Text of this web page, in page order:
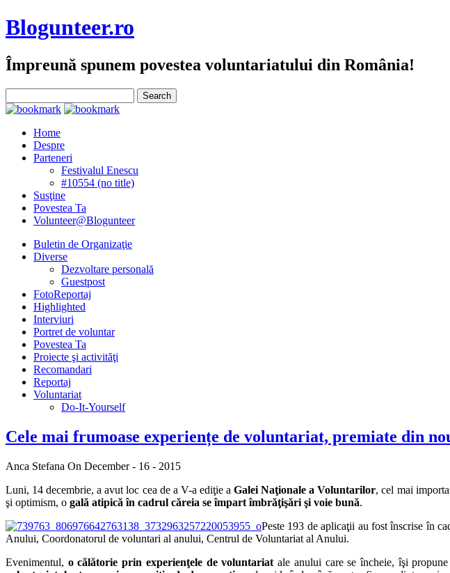
Blogunteer.ro
Împreună spunem povestea voluntariatului din România!
Home
Despre
Parteneri
Festivalul Enescu
#10554 (no title)
Susţine
Povestea Ta
Volunteer@Blogunteer
Buletin de Organizaţie
Diverse
Dezvoltare personală
Guestpost
FotoReportaj
Highlighted
Interviuri
Portret de voluntar
Povestea Ta
Proiecte şi activităţi
Recomandari
Reportaj
Voluntariat
Do-It-Yourself
Cele mai frumoase experiențe de voluntariat, premiate din
Anca Stefana On December - 16 - 2015
Luni, 14 decembrie, a avut loc cea de a V-a ediţie aGalei Naţionale a Voluntarilor, cel mai
şi optimism, o gală atipică în cadrul căreia se împart îmbrăţişări şi voie bună.
Peste 193 de aplicaţii au fost înscrise în
Anului, Coordonatorul de voluntari al anului, Centrul de Voluntariat al Anului.
Evenimentul, o călătorie prin experienţele de voluntariat ale anului care se încheie, îşi